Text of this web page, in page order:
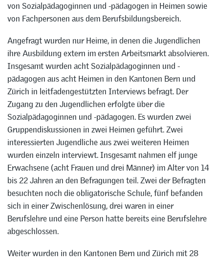
von Sozialpädagoginnen und -pädagogen in Heimen sowie
von Fachpersonen aus dem Berufsbildungsbereich.
Angefragt wurden nur Heime, in denen die Jugendlichen
ihre Ausbildung extern im ersten Arbeitsmarkt absolvieren.
Insgesamt wurden acht Sozialpädagoginnen und -
pädagogen aus acht Heimen in den Kantonen Bern und
Zürich in leitfadengestützten Interviews befragt. Der
Zugang zu den Jugendlichen erfolgte über die
Sozialpädagoginnen und -pädagogen. Es wurden zwei
Gruppendiskussionen in zwei Heimen geführt. Zwei
interessierten Jugendliche aus zwei weiteren Heimen
wurden einzeln interviewt. Insgesamt nahmen elf junge
Erwachsene (acht Frauen und drei Männer) im Alter von 14
bis 22 Jahren an den Befragungen teil. Zwei der Befragten
besuchten noch die obligatorische Schule, fünf befanden
sich in einer Zwischenlösung, drei waren in einer
Berufslehre und eine Person hatte bereits eine Berufslehre
abgeschlossen.
Weiter wurden in den Kantonen Bern und Zürich mit 28